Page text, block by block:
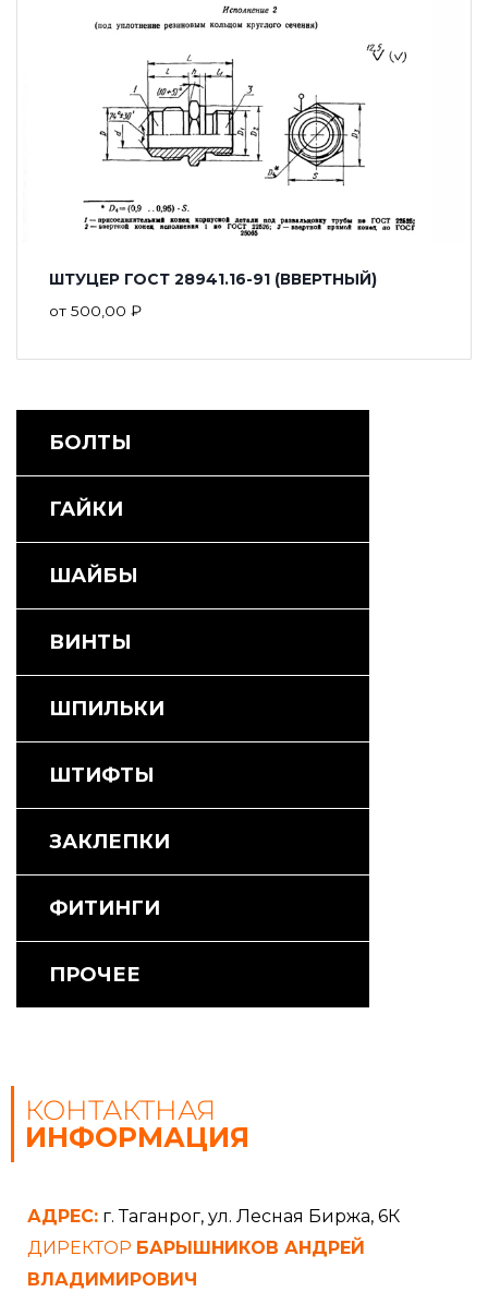
ШТУЦЕР ГОСТ 28941.16-91 (ВВЕРТНЫЙ)
от 500,00 ₽
БОЛТЫ
ГАЙКИ
ШАЙБЫ
ВИНТЫ
ШПИЛЬКИ
ШТИФТЫ
ЗАКЛЕПКИ
ФИТИНГИ
ПРОЧЕЕ
КОНТАКТНАЯ
ИНФОРМАЦИЯ
АДРЕС: г. Таганрог, ул. Лесная Биржа, 6К
ДИРЕКТОР БАРЫШНИКОВ АНДРЕЙ
ВЛАДИМИРОВИЧ